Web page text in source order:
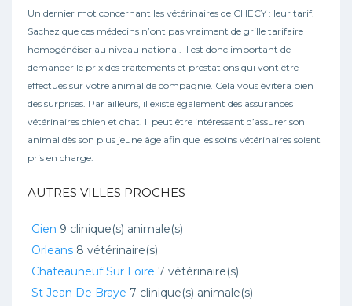
Un dernier mot concernant les vétérinaires de CHECY : leur tarif.
Sachez que ces médecins n’ont pas vraiment de grille tarifaire
homogénéiser au niveau national. Il est donc important de
demander le prix des traitements et prestations qui vont être
effectués sur votre animal de compagnie. Cela vous évitera bien
des surprises. Par ailleurs, il existe également des assurances
vétérinaires chien et chat. Il peut être intéressant d’assurer son
animal dès son plus jeune âge afin que les soins vétérinaires soient
pris en charge.
AUTRES VILLES PROCHES
Gien 9 clinique(s) animale(s)
Orleans 8 vétérinaire(s)
Chateauneuf Sur Loire 7 vétérinaire(s)
St Jean De Braye 7 clinique(s) animale(s)